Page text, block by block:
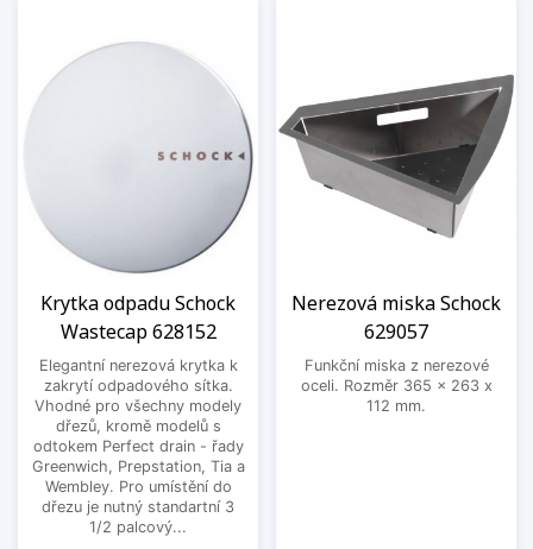
Krytka odpadu Schock
Wastecap 628152
Elegantní nerezová krytka k
zakrytí odpadového sítka.
Vhodné pro všechny modely
dřezů, kromě modelů s
odtokem Perfect drain - řady
Greenwich, Prepstation, Tia a
Wembley. Pro umístění do
dřezu je nutný standartní 3
1/2 palcový...
Nerezová miska Schock
629057
Funkční miska z nerezové
oceli. Rozměr 365 x 263 x
112 mm.